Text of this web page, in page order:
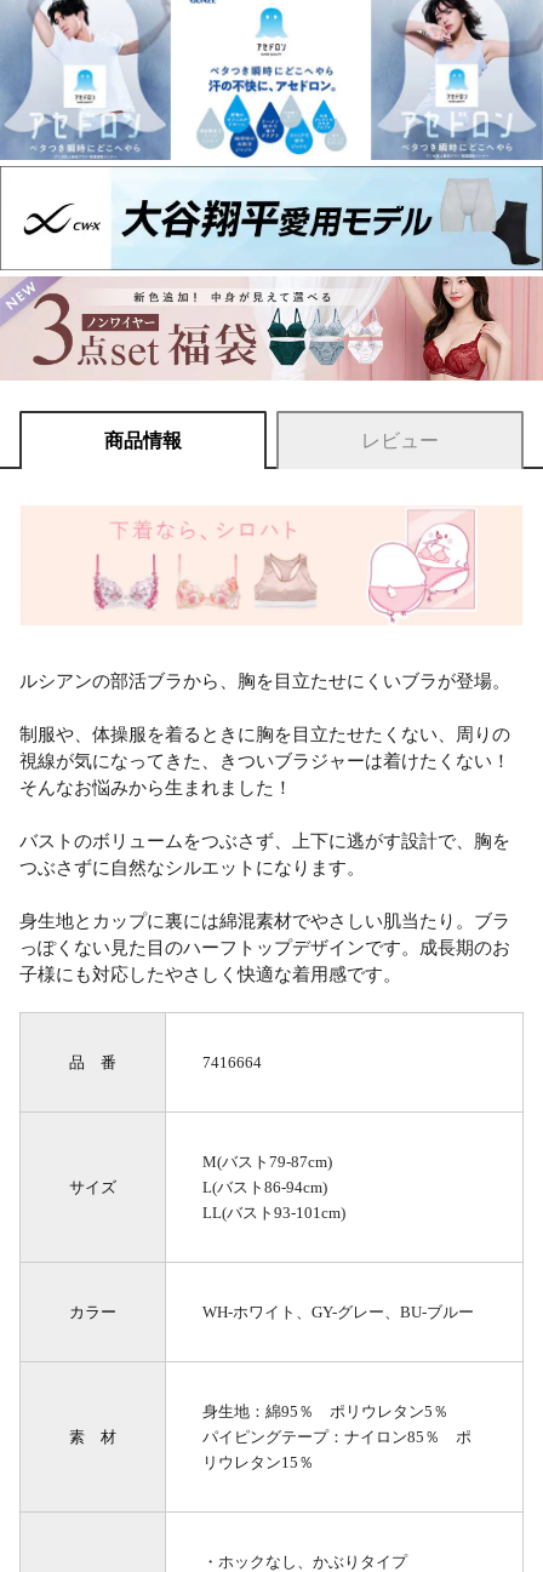
商品情報 レビュー
ルシアンの部活ブラから、胸を目立たせにくいブラが登場。
制服や、体操服を着るときに胸を目立たせたくない、周りの
視線が気になってきた、きついブラジャーは着けたくない！
そんなお悩みから生まれました！
バストのボリュームをつぶさず、上下に逃がす設計で、胸を
つぶさずに自然なシルエットになります。
身生地とカップに裏には綿混素材でやさしい肌当たり。ブラ
っぽくない見た目のハーフトップデザインです。成長期のお
子様にも対応したやさしく快適な着用感です。
品 番 7416664
サイズ
M(バスト79-87cm)
L(バスト86-94cm)
LL(バスト93-101cm)
カラー WH-ホワイト、GY-グレー、BU-ブルー
素 材
身生地：綿95％ ポリウレタン5％
パイピングテープ：ナイロン85％ ポ
リウレタン15％
・ホックなし、かぶりタイプ